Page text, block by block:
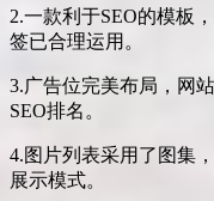
2.一款利于SEO的模板
签已合理运用。
3.广告位完美布局，网
SEO排名。
4.图片列表采用了图集
展示模式。